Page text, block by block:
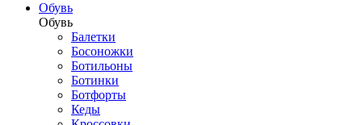
Обувь
Обувь
Балетки
Босоножки
Ботильоны
Ботинки
Ботфорты
Кеды